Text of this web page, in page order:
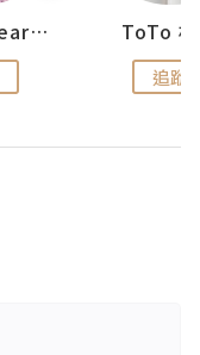
BeautySearch ToTo
追蹤